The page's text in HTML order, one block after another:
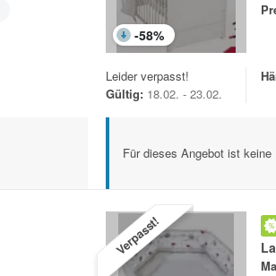
-58%
Leider verpasst!
Gültig: 18.02. - 23.02.
Für dieses Angebot ist keine
Verpasst!